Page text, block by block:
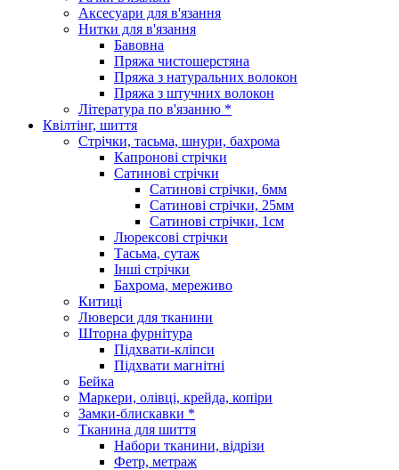
Аксесуари для в'язання
Нитки для в'язання
Бавовна
Пряжа чистошерстяна
Пряжа з натуральних волокон
Пряжа з штучних волокон
Література по в'язанню *
Квілтінг, шиття
Стрічки, тасьма, шнури, бахрома
Капронові стрічки
Сатинові стрічки
Сатинові стрічки, 6мм
Сатинові стрічки, 25мм
Сатинові стрічки, 1см
Люрексові стрічки
Тасьма, сутаж
Інші стрічки
Бахрома, мереживо
Китиці
Люверси для тканини
Шторна фурнітура
Підхвати-кліпси
Підхвати магнітні
Бейка
Маркери, олівці, крейда, копіри
Замки-блискавки *
Тканина для шиття
Набори тканини, відрізи
Фетр, метраж